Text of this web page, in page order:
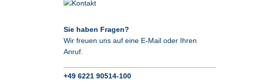
Sie haben Fragen?
Wir freuen uns auf eine E-Mail oder Ihren
Anruf.
+49 6221 90514-100